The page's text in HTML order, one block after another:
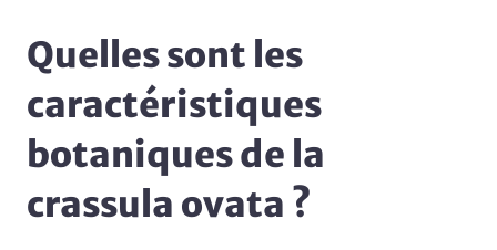
Quelles sont les
caractéristiques
botaniques de la
crassula ovata ?